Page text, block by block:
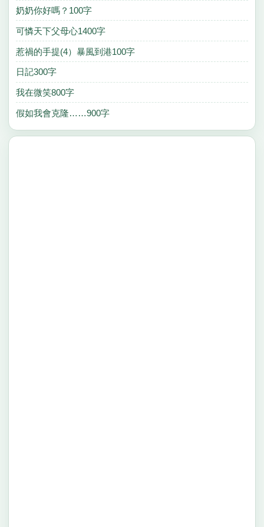
奶奶你好嗎？100字
可憐天下父母心1400字
惹禍的手提(4）暴風到港100字
日記300字
我在微笑800字
假如我會克隆……900字